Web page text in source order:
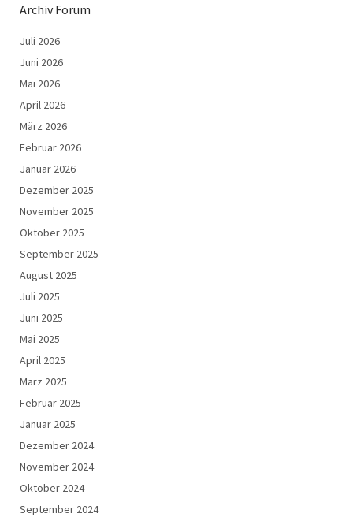
Archiv Forum
Juli 2026
Juni 2026
Mai 2026
April 2026
März 2026
Februar 2026
Januar 2026
Dezember 2025
November 2025
Oktober 2025
September 2025
August 2025
Juli 2025
Juni 2025
Mai 2025
April 2025
März 2025
Februar 2025
Januar 2025
Dezember 2024
November 2024
Oktober 2024
September 2024